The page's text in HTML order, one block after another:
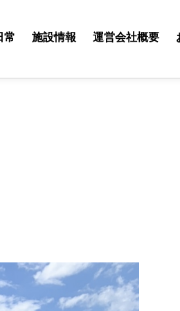
常 施設情報 運営会社概要